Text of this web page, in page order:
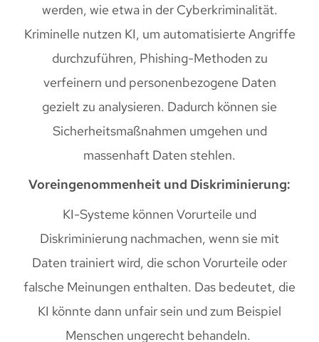
werden, wie etwa in der Cyberkriminalität.
Kriminelle nutzen KI, um automatisierte Angriffe
durchzuführen, Phishing-Methoden zu
verfeinern und personenbezogene Daten
gezielt zu analysieren. Dadurch können sie
Sicherheitsmaßnahmen umgehen und
massenhaft Daten stehlen.
Voreingenommenheit und Diskriminierung:
KI-Systeme können Vorurteile und
Diskriminierung nachmachen, wenn sie mit
Daten trainiert wird, die schon Vorurteile oder
falsche Meinungen enthalten. Das bedeutet, die
KI könnte dann unfair sein und zum Beispiel
Menschen ungerecht behandeln.